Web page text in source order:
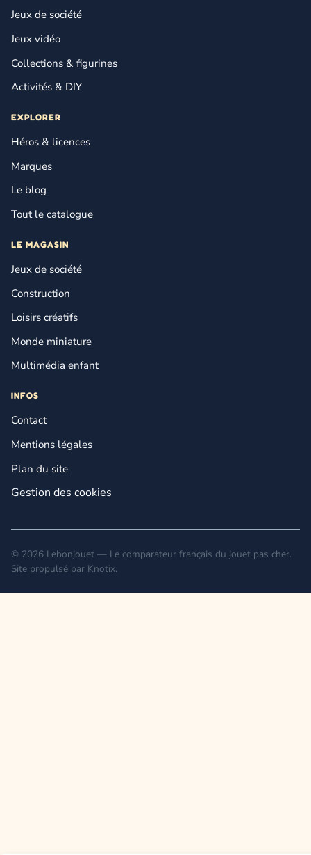
Jeux de société
Jeux vidéo
Collections & figurines
Activités & DIY
EXPLORER
Héros & licences
Marques
Le blog
Tout le catalogue
LE MAGASIN
Jeux de société
Construction
Loisirs créatifs
Monde miniature
Multimédia enfant
INFOS
Contact
Mentions légales
Plan du site
Gestion des cookies
© 2026 Lebonjouet — Le comparateur français du jouet pas cher.
Site propulsé par Knotix.